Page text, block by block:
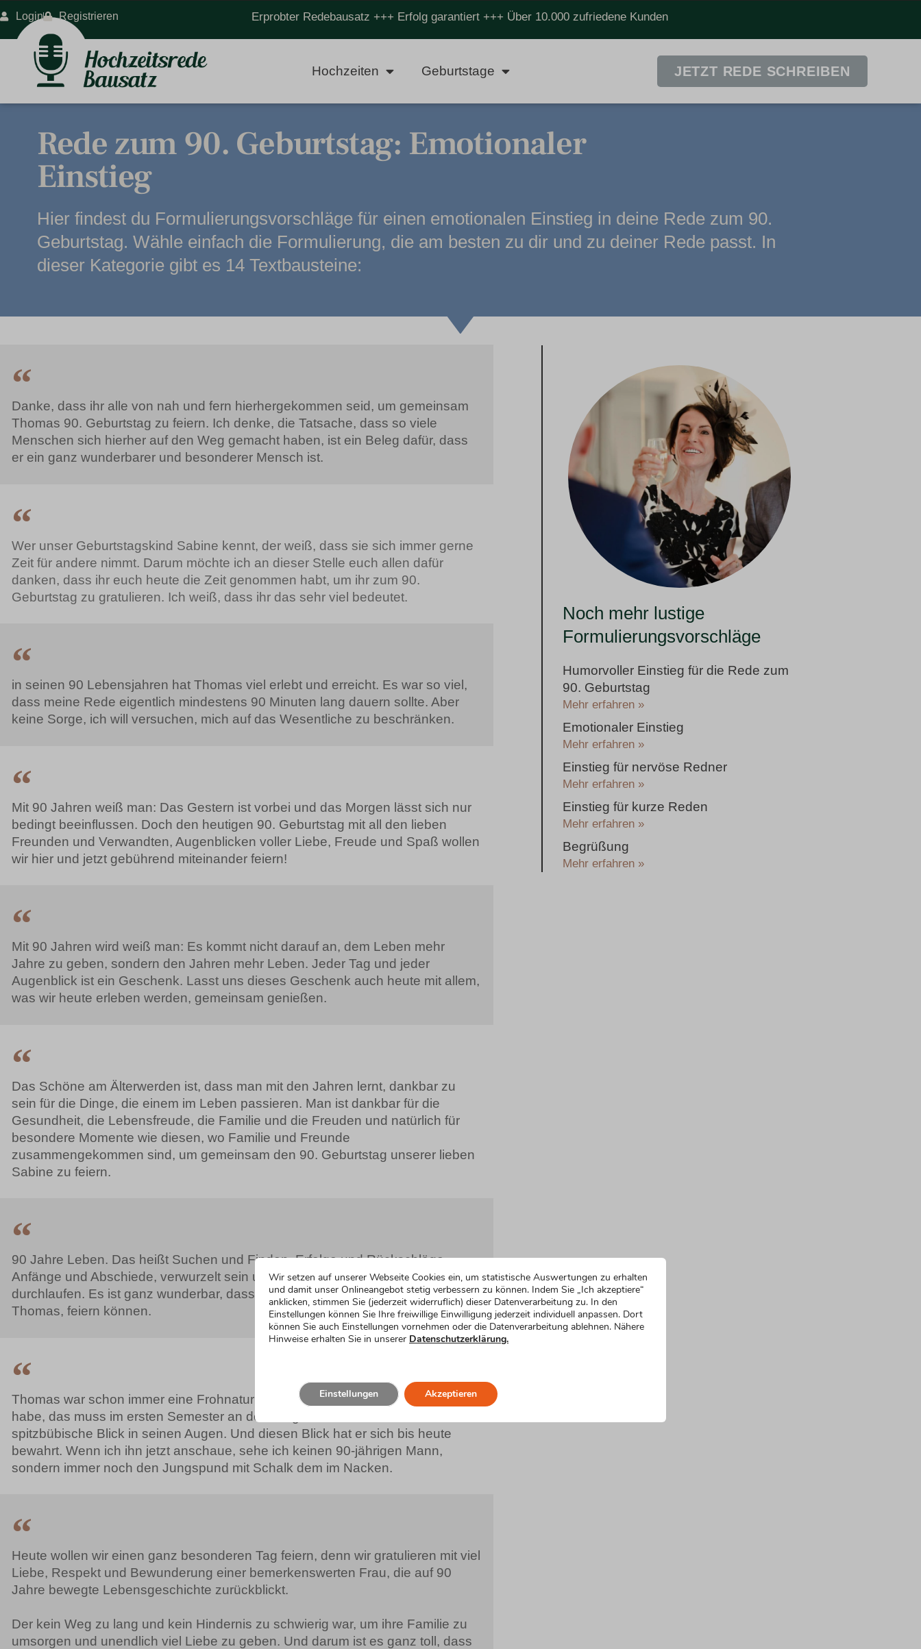
Erprobter Redebausatz +++ Erfolg garantiert +++ Über 10.000 zufriedene Kunden
Login Registrieren
Hochzeiten Geburtstage JETZT REDE SCHREIBEN
Rede zum 90. Geburtstag: Emotionaler
Einstieg
Hier findest du Formulierungsvorschläge für einen emotionalen Einstieg in deine Rede zum 90.
Geburtstag. Wähle einfach die Formulierung, die am besten zu dir und zu deiner Rede passt. In
dieser Kategorie gibt es 14 Textbausteine:
Danke, dass ihr alle von nah und fern hierhergekommen seid, um gemeinsam
Thomas 90. Geburtstag zu feiern. Ich denke, die Tatsache, dass so viele
Menschen sich hierher auf den Weg gemacht haben, ist ein Beleg dafür, dass
er ein ganz wunderbarer und besonderer Mensch ist.
Wer unser Geburtstagskind Sabine kennt, der weiß, dass sie sich immer gerne
Zeit für andere nimmt. Darum möchte ich an dieser Stelle euch allen dafür
danken, dass ihr euch heute die Zeit genommen habt, um ihr zum 90.
Geburtstag zu gratulieren. Ich weiß, dass ihr das sehr viel bedeutet.
in seinen 90 Lebensjahren hat Thomas viel erlebt und erreicht. Es war so viel,
dass meine Rede eigentlich mindestens 90 Minuten lang dauern sollte. Aber
keine Sorge, ich will versuchen, mich auf das Wesentliche zu beschränken.
Mit 90 Jahren weiß man: Das Gestern ist vorbei und das Morgen lässt sich nur
bedingt beeinflussen. Doch den heutigen 90. Geburtstag mit all den lieben
Freunden und Verwandten, Augenblicken voller Liebe, Freude und Spaß wollen
wir hier und jetzt gebührend miteinander feiern!
Mit 90 Jahren wird weiß man: Es kommt nicht darauf an, dem Leben mehr
Jahre zu geben, sondern den Jahren mehr Leben. Jeder Tag und jeder
Augenblick ist ein Geschenk. Lasst uns dieses Geschenk auch heute mit allem,
was wir heute erleben werden, gemeinsam genießen.
Das Schöne am Älterwerden ist, dass man mit den Jahren lernt, dankbar zu
sein für die Dinge, die einem im Leben passieren. Man ist dankbar für die
Gesundheit, die Lebensfreude, die Familie und die Freuden und natürlich für
besondere Momente wie diesen, wo Familie und Freunde
zusammengekommen sind, um gemeinsam den 90. Geburtstag unserer lieben
Sabine zu feiern.
90 Jahre Leben. Das heißt Suchen und Finden, Erfolge und Rückschläge,
Anfänge und Abschiede, verwurzelt sein und trotzdem Veränderungen
durchlaufen. Es ist ganz wunderbar, dass wir all das heute mit dir, lieber
Thomas, feiern können.
Thomas war schon immer eine Frohnatur! Als ich ihn zum ersten Mal gesehen
habe, das muss im ersten Semester an der Uni gewesen sein, war da dieser
spitzbübische Blick in seinen Augen. Und diesen Blick hat er sich bis heute
bewahrt. Wenn ich ihn jetzt anschaue, sehe ich keinen 90-jährigen Mann,
sondern immer noch den Jungspund mit Schalk dem im Nacken.
Heute wollen wir einen ganz besonderen Tag feiern, denn wir gratulieren mit viel
Liebe, Respekt und Bewunderung einer bemerkenswerten Frau, die auf 90
Jahre bewegte Lebensgeschichte zurückblickt.
Der kein Weg zu lang und kein Hindernis zu schwierig war, um ihre Familie zu
umsorgen und unendlich viel Liebe zu geben. Und darum ist es ganz toll, dass
Noch mehr lustige
Formulierungsvorschläge
Humorvoller Einstieg für die Rede zum
90. Geburtstag
Mehr erfahren »
Emotionaler Einstieg
Mehr erfahren »
Einstieg für nervöse Redner
Mehr erfahren »
Einstieg für kurze Reden
Mehr erfahren »
Begrüßung
Mehr erfahren »
Wir setzen auf unserer Webseite Cookies ein, um statistische Auswertungen zu erhalten
und damit unser Onlineangebot stetig verbessern zu können. Indem Sie „Ich akzeptiere“
anklicken, stimmen Sie (jederzeit widerruflich) dieser Datenverarbeitung zu. In den
Einstellungen können Sie Ihre freiwillige Einwilligung jederzeit individuell anpassen. Dort
können Sie auch Einstellungen vornehmen oder die Datenverarbeitung ablehnen. Nähere
Hinweise erhalten Sie in unserer Datenschutzerklärung.
Akzeptieren
Einstellungen